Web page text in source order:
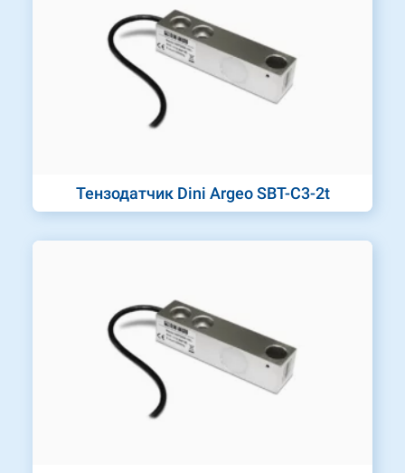
Тензодатчик Dini Argeo SBT-C3-2t